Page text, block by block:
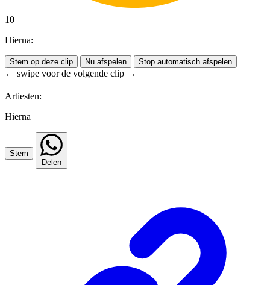
10
Hierna:
Stem op deze clip Nu afspelen Stop automatisch afspelen
← swipe voor de volgende clip →
Artiesten:
Hierna
Stem
Delen